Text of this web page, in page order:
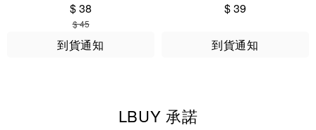
$ 38
$ 45
到貨通知
$ 39
到貨通知
LBUY 承諾